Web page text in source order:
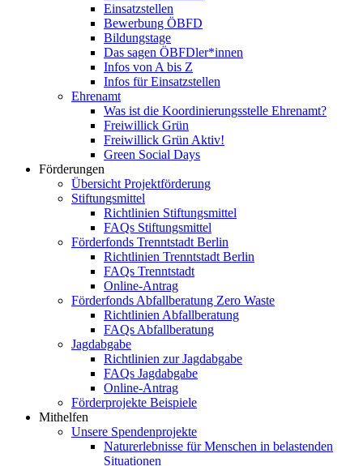
Einsatzstellen
Bewerbung ÖBFD
Bildungstage
Das sagen ÖBFDler*innen
Infos von A bis Z
Infos für Einsatzstellen
Ehrenamt
Was ist die Koordinierungsstelle Ehrenamt?
Freiwillick Grün
Freiwillick Grün Aktiv!
Green Social Days
Förderungen
Übersicht Projektförderung
Stiftungsmittel
Richtlinien Stiftungsmittel
FAQs Stiftungsmittel
Förderfonds Trenntstadt Berlin
Richtlinien Trenntstadt Berlin
FAQs Trenntstadt
Online-Antrag
Förderfonds Abfallberatung Zero Waste
Richtlinien Abfallberatung
FAQs Abfallberatung
Jagdabgabe
Richtlinien zur Jagdabgabe
FAQs Jagdabgabe
Online-Antrag
Förderprojekte Beispiele
Mithelfen
Unsere Spendenprojekte
Naturerlebnisse für Menschen in belastenden
Situationen